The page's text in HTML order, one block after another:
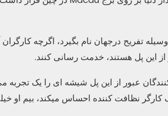
تفریح درجهان نام بگیرد، اگرچه
از این پل هستند، خدمت رسانی کنند.
عبور از این پل شیشه ای را یک تجربه
کارگر نظافت کننده احساس میکند، بیم او